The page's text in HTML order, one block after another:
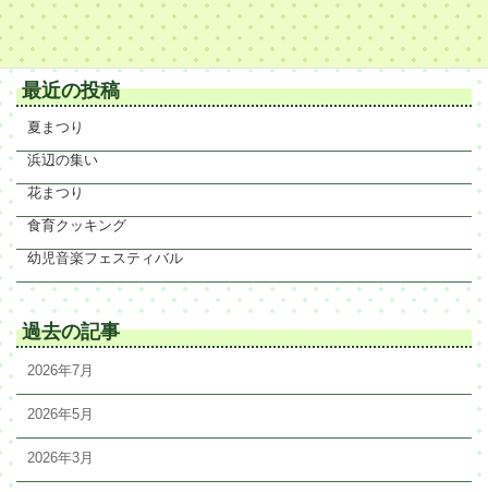
2024年12月17日
最近の投稿
夏まつり
浜辺の集い
花まつり
食育クッキング
幼児音楽フェスティバル
過去の記事
2026年7月
2026年5月
2026年3月